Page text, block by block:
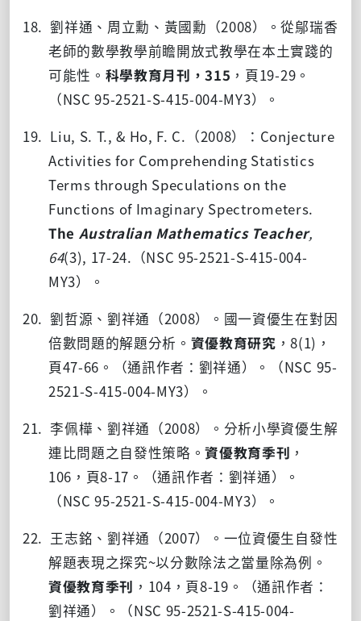
18. 劉祥通、周立勳、黃國勳（2008）。從鄔瑞香
老師的數學教學前瞻開放式教學在本土實踐的
可能性。 科學教育月刊，315 ，頁19-29 。
（NSC 95-2521-S-415-004-MY3）。
19. Liu, S. T., & Ho, F. C.（2008）： Conjecture
Activities for Comprehending Statistics
Terms through Speculations on the
Functions of Imaginary Spectrometers.
The Australian Mathematics Teacher,
64(3), 17-24. （NSC 95-2521-S-415-004-
MY3）。
20. 劉哲源、劉祥通（2008）。國一資優生在對因
倍數問題的解題分析。 資優教育研究 ，8(1) ，
頁47-66 。（通訊作者：劉祥通）。（NSC 95-
2521-S-415-004-MY3）。
21. 李佩樺、劉祥通（2008）。分析小學資優生解
連比問題之自發性策略。資優教育季刊 ，
106 ，頁8-17 。（通訊作者：劉祥通）。
（NSC 95-2521-S-415-004-MY3）。
22. 王志銘、劉祥通（2007）。一位資優生自發性
解題表現之探究~以分數除法之當量除為例。
資優教育季刊 ， 104 ，頁8-19 。（通訊作者：
劉祥通）。（NSC 95-2521-S-415-004-